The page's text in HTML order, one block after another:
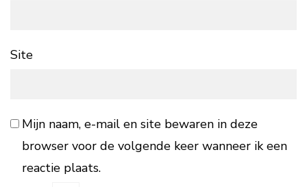
Site
Mijn naam, e-mail en site bewaren in deze
browser voor de volgende keer wanneer ik een
reactie plaats.